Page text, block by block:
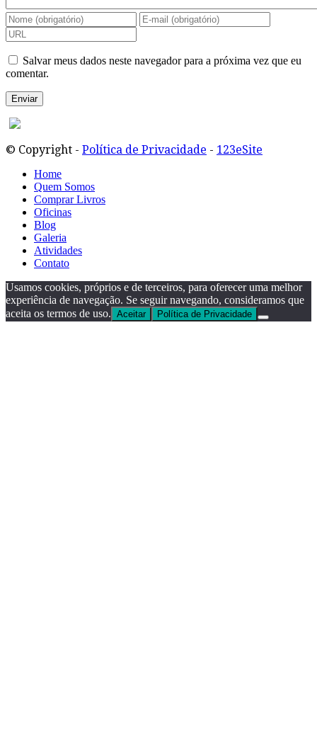
Salvar meus dados neste navegador para a próxima vez que eu
comentar.
© Copyright - Política de Privacidade - 123eSite
Home
Quem Somos
Comprar Livros
Oficinas
Blog
Galeria
Atividades
Contato
Usamos cookies, próprios e de terceiros, para oferecer uma melhor
experiência de navegação. Se seguir navegando, consideramos que
aceita os termos de uso. Aceitar Política de Privacidade